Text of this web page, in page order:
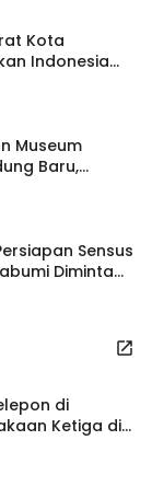
Kota
Indonesia
Agung
Museum
Baru,
Sensus
Diminta
di
Ketiga di